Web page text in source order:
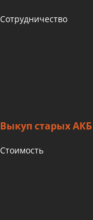
Сотрудничество
Выкуп старых АКБ
Стоимость